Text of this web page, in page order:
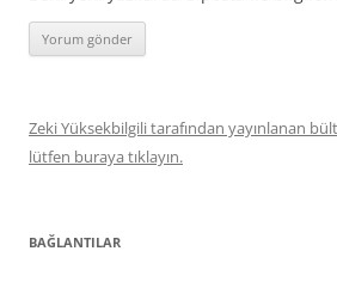
Zeki Yüksekbilgili tarafından yayınlanan
lütfen buraya tıklayın.
BAĞLANTILAR